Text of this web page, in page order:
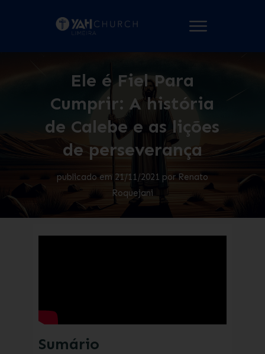
Ele é Fiel Para
Cumprir: A história
de Calebe e as lições
de perseverança
publicado em 21/11/2021 por Renato
Roquejani
Sumário